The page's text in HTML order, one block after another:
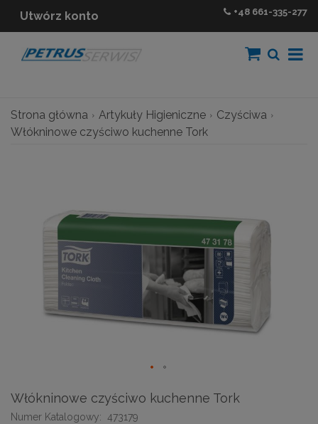
Utwórz konto +48 661-335-277
Strona główna Artykuły Higieniczne
Czyściwa
Włókninowe czyściwo kuchenne Tork
Włókninowe czyściwo kuchenne Tork
Numer Katalogowy: 473179